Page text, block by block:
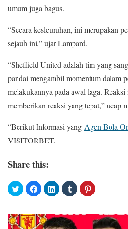
umum juga bagus.
“Secara kesleuruhan, ini merupakan
sejauh ini,” ujar Lampard.
“Sheffield United adalah tim yang
pandai mengambil momentum dalam
melakukannya pada awal laga.
memberikan reaksi yang tepat,” ucap
“Berikut Informasi yang Agen Bola
VISITORBET.
Share this: